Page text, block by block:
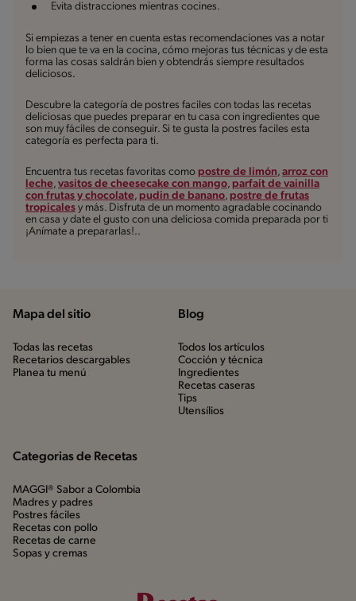
Evita distracciones mientras cocines.
Si empiezas a tener en cuenta estas recomendaciones vas a notar
lo bien que te va en la cocina, cómo mejoras tus técnicas y de esta
forma las cosas saldrán bien y obtendrás siempre resultados
deliciosos.
Descubre la categoría de postres faciles con todas las recetas
deliciosas que puedes preparar en tu casa con ingredientes que
son muy fáciles de conseguir. Si te gusta la postres faciles esta
categoría es perfecta para ti.
Encuentra tus recetas favoritas como postre de limón, arroz con
leche, vasitos de cheesecake con mango, parfait de vainilla
con frutas y chocolate, pudin de banano, postre de frutas
tropicales y más. Disfruta de un momento agradable cocinando
en casa y date el gusto con una deliciosa comida preparada por ti
¡Anímate a prepararlas!..
Mapa del sitio
Todas las recetas
Recetarios descargables
Planea tu menú
Blog
Todos los artículos
Cocción y técnica
Ingredientes
Recetas caseras
Tips
Utensílios
Categorias de Recetas
MAGGI® Sabor a Colombia
Madres y padres
Postres fáciles
Recetas con pollo
Recetas de carne
Sopas y cremas